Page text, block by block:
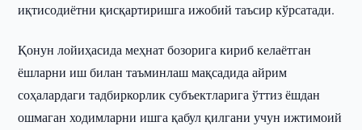
иқтисодиётни қисқартиришга ижобий таъсир кўрсатади.
Қонун лойиҳасида меҳнат бозорига кириб келаётган
ёшларни иш билан таъминлаш мақсадида айрим
соҳалардаги тадбиркорлик субъектларига ўттиз ёшдан
ошмаган ходимларни ишга қабул қилгани учун ижтимоий